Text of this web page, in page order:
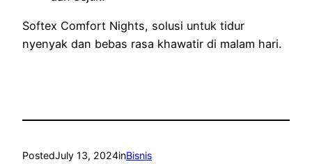
Softex Comfort Nights, solusi untuk tidur
nyenyak dan bebas rasa khawatir di malam hari.
PostedJuly 13, 2024inBisnis